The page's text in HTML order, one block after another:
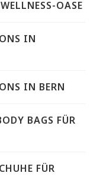
OASE
IN
IN BERN
BAGS FÜR
FÜR